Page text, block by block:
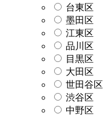
台東区
墨田区
江東区
品川区
目黒区
大田区
世田谷区
渋谷区
中野区